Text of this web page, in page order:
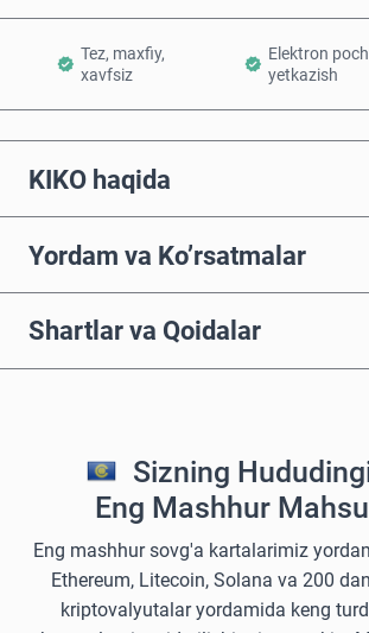
Tez, maxfiy,
xavfsiz
Elektron
yetkazish
KIKO haqida
Yordam va Ko’rsatmalar
Shartlar va Qoidalar
Sizning
Eng Mashhur
Eng mashhur sovg'a kartalarimiz
Ethereum, Litecoin, Solana va 200
kriptovalyutalar yordamida keng